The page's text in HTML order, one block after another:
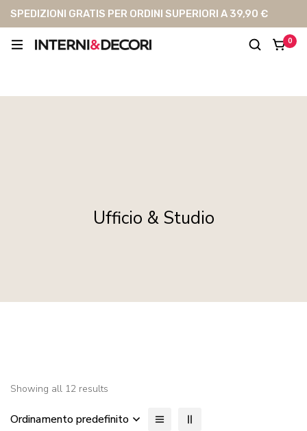
SPEDIZIONI GRATIS PER ORDINI SUPERIORI A 39,90 €
0
Ufficio & Studio
Showing all 12 results
Ordinamento predefinito